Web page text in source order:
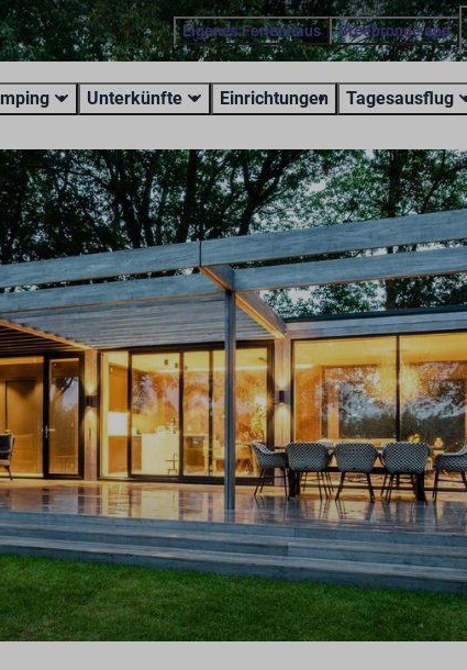
Eigenes Ferienhaus Breebronne app
Unterkünfte Einrichtungen Tagesausflug